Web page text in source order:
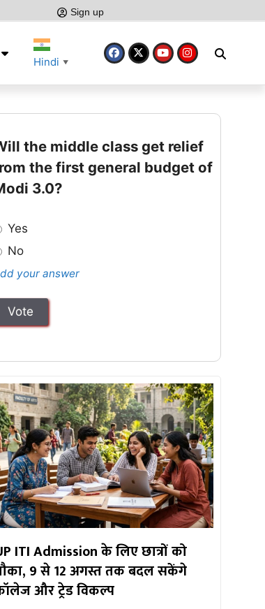
Sign up
Hindi ▼
the middle class get relief
the first general budget of
3.0?
Yes
No
your answer
ITI Admission के लिए छात्रों को
9 से 12 अगस्त तक बदल सकेंगे
और ट्रेड विकल्प